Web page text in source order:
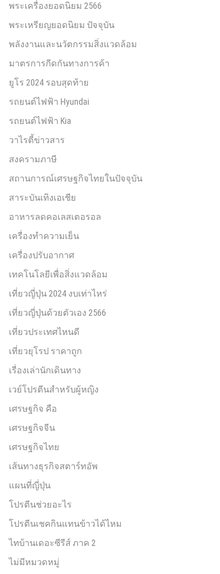
พระเครื่องยอดนิยม 2566
พระเหรียญยอดนิยม ปัจจุบัน
พลังงานและนวัตกรรมสิ่งแวดล้อม
มาตรการกีดกันทางการค้า
ยูโร 2024 รอบสุดท้าย
รถยนต์ไฟฟ้า Hyundai
รถยนต์ไฟฟ้า Kia
วาไรตี้ข่าวสาร
สงครามภาษี
สถานการณ์เศรษฐกิจไทยในปัจจุบัน
สาระบันเทิงเอเชีย
อาหารลดคอเลสเตอรอล
เครื่องทำความเย็น
เครื่องปรับอากาศ
เทคโนโลยีเพื่อสิ่งแวดล้อม
เที่ยวญี่ปุ่น 2024 งบเท่าไหร่
เที่ยวญี่ปุ่นด้วยตัวเอง 2566
เที่ยวประเทศไหนดี
เที่ยวยุโรป ราคาถูก
เรื่องเล่านักเดินทาง
เวย์โปรตีนสำหรับผู้หญิง
เศรษฐกิจ คือ
เศรษฐกิจจีน
เศรษฐกิจไทย
เส้นทางธุรกิจสตาร์ทอัพ
แผนที่ญี่ปุ่น
โปรตีนช่วยอะไร
โปรตีนเชคกินแทนข้าวได้ไหม
ไทบ้านเดอะซีรีส์ ภาค 2
ไม่มีหมวดหมู่